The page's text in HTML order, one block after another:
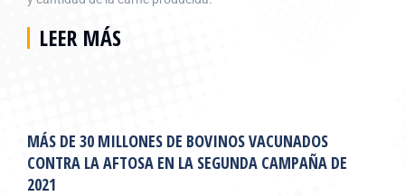
LEER MÁS
MÁS DE 30 MILLONES DE BOVINOS VACUNADOS
CONTRA LA AFTOSA EN LA SEGUNDA CAMPAÑA DE
2021